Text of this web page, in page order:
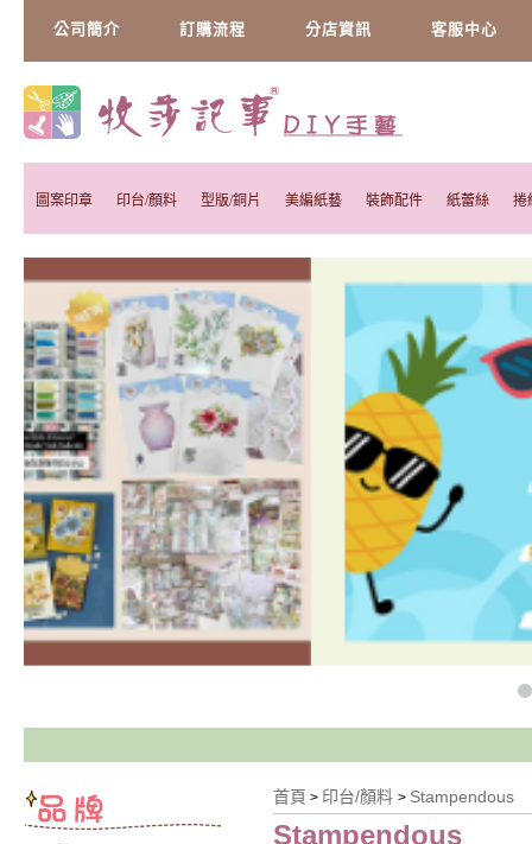
公司簡介 訂購流程 分店資訊 客服中心
圖案印章 印台/顏料 型版/銅片 美編紙藝 裝飾配件 紙蕾絲 捲
首頁 > 印台/顏料 > Stampendous
Stampendous